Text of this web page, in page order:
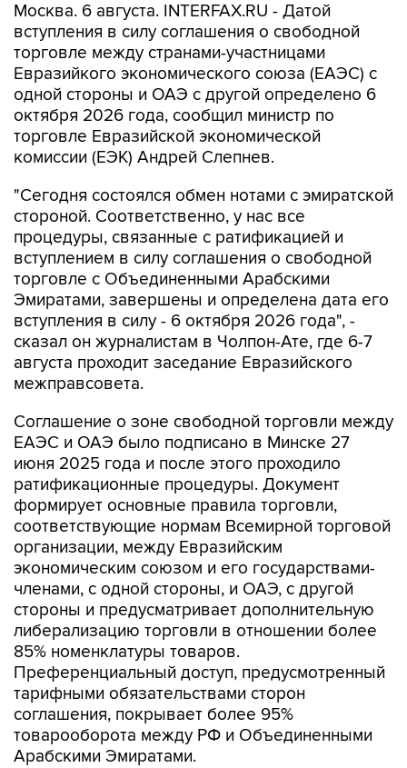
Москва. 6 августа. INTERFAX.RU - Датой
вступления в силу соглашения о свободной
торговле между странами-участницами
Евразийкого экономического союза (ЕАЭС) с
одной стороны и ОАЭ с другой определено 6
октября 2026 года, сообщил министр по
торговле Евразийской экономической
комиссии (ЕЭК) Андрей Слепнев.
"Сегодня состоялся обмен нотами с эмиратской
стороной. Соответственно, у нас все
процедуры, связанные с ратификацией и
вступлением в силу соглашения о свободной
торговле с Объединенными Арабскими
Эмиратами, завершены и определена дата его
вступления в силу - 6 октября 2026 года", -
сказал он журналистам в Чолпон-Ате, где 6-7
августа проходит заседание Евразийского
межправсовета.
Соглашение о зоне свободной торговли между
ЕАЭС и ОАЭ было подписано в Минске 27
июня 2025 года и после этого проходило
ратификационные процедуры. Документ
формирует основные правила торговли,
соответствующие нормам Всемирной торговой
организации, между Евразийским
экономическим союзом и его государствами-
членами, с одной стороны, и ОАЭ, с другой
стороны и предусматривает дополнительную
либерализацию торговли в отношении более
85% номенклатуры товаров.
Преференциальный доступ, предусмотренный
тарифными обязательствами сторон
соглашения, покрывает более 95%
товарооборота между РФ и Объединенными
Арабскими Эмиратами.